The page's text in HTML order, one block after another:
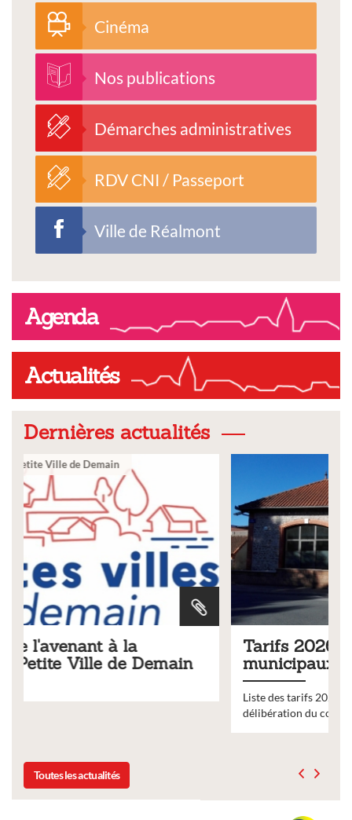
Cinéma
Nos publications
Démarches administratives
RDV CNI / Passeport
Ville de Réalmont
Agenda
Actualités
Dernières actualités
Tarifs 2026 des services
municipaux
Liste des tarifs 2026 des services municipaux,
délibération du conseil municipal du 19 décembre 2025
Toutes les actualités